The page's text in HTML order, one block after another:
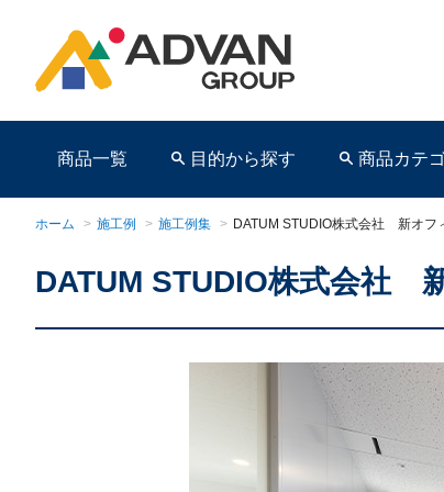
商品一覧 目的から探す 商品カテ
ホーム > 施工例 > 施工例集 > DATUM STUDIO株式会社 新オフ
DATUM STUDIO株式会社